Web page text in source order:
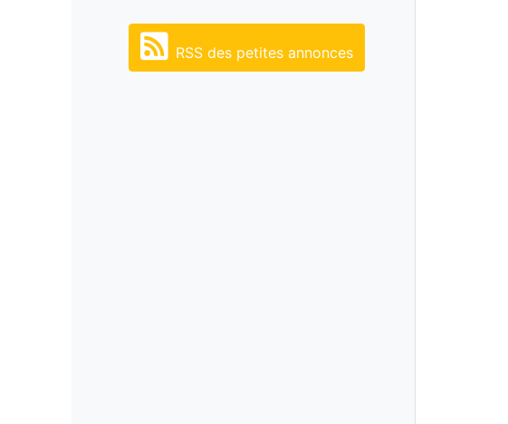
RSS des petites annonces